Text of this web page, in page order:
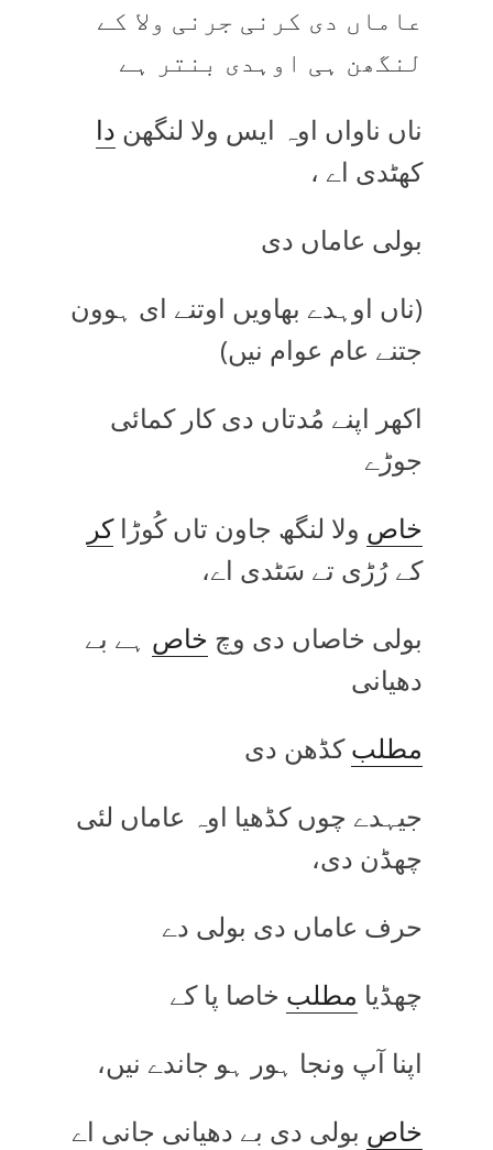
عاماں دی کرنی جرنی ولا کے
لنگھن ہی اوہدی بنتر ہے
ناں ناواں اوہ ایس ولا لنگھن دا
کھٹدی اے ،
بولی عاماں دی
(ناں اوہدے بھاویں اوتنے ای ہوون
جتنے عام عوام نیں)
اکھر اپنے مُدتاں دی کار کمائی
جوڑے
خاص ولا لنگھ جاون تاں کُوڑاکر
کے رُڑی تے سَٹدی اے،
بولی خاصاں دی وچ خاص ہے بے
دھیانی
مطلبکڈھن دی
جیہدے چوں کڈھیا اوہ عاماں لئی
چھڈن دی،
حرف عاماں دی بولی دے
چھڈیا مطلب خاصا پا کے
اپنا آپ ونجا ہور ہو جاندے نیں،
خاص بولی دی بے دھیانی جانی اے